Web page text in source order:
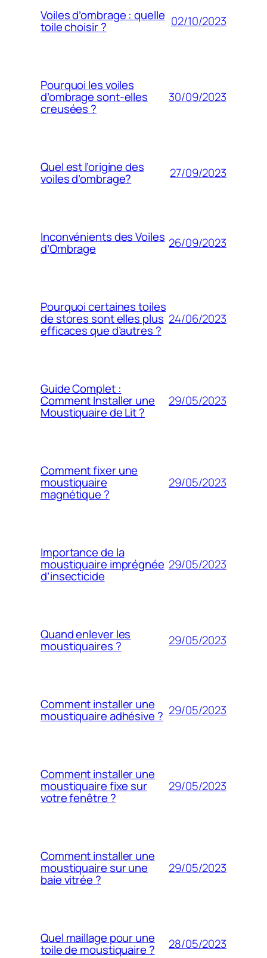
Voiles d’ombrage : quelle
toile choisir ? 02/10/2023
Pourquoi les voiles
d’ombrage sont-elles
creusées ?
30/09/2023
Quel est l’origine des
voiles d’ombrage? 27/09/2023
Inconvénients des Voiles
d’Ombrage 26/09/2023
Pourquoi certaines toiles
de stores sont elles plus
efficaces que d’autres ?
24/06/2023
Guide Complet :
Comment Installer une
Moustiquaire de Lit ?
29/05/2023
Comment fixer une
moustiquaire
magnétique ?
29/05/2023
Importance de la
moustiquaire imprégnée
d’insecticide
29/05/2023
Quand enlever les
moustiquaires ? 29/05/2023
Comment installer une
moustiquaire adhésive ? 29/05/2023
Comment installer une
moustiquaire fixe sur
votre fenêtre ?
29/05/2023
Comment installer une
moustiquaire sur une
baie vitrée ?
29/05/2023
Quel maillage pour une
toile de moustiquaire ? 28/05/2023